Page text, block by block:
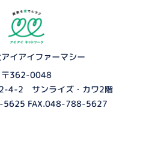
イアイファーマシー
〒362-0048
4-2 サンライズ・カワ2階
5625 FAX.048-788-5627